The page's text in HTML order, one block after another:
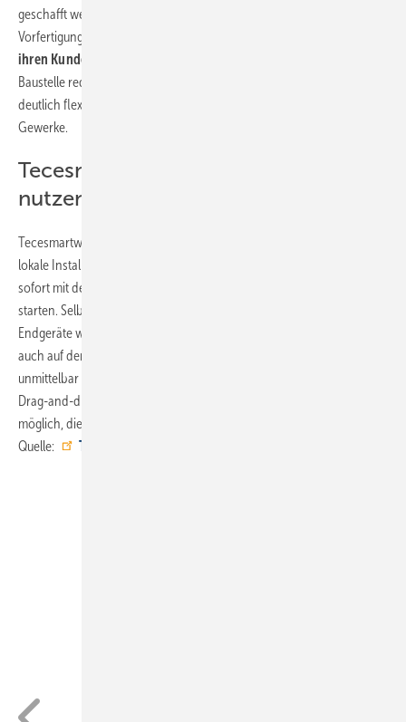
geschafft werden. Darüber hinaus verbessern Handwerker durch die
Vorfertigung der Installationswände ihre
ihren Kunden
Baustelle reduziert sich auf einen Bruchteil. So sind Auftraggeber
deutlich flexibler bei der Koordination der unterschiedlichen
Gewerke.
Tecesmartwall einfach im Browser
nutzen
Tecesmartwall ist ein
lokale Installation verfügbar. Nutzer können nach einer Registrierung
sofort mit der Bearbeitung von TECEprofil Installationswänden
starten. Selbstverständlich ist das Programm auch für mobile
Endgeräte wie Tablet oder Smartphone geeignet und lässt sich somit
auch auf der Baustelle einsetzen. Der Fachmann kann die Daten
unmittelbar nach dem Aufmaß in die Software übertragen und per
Drag-and-drop die einzelnen TECEprofil Elemente einsetzen. So ist es
möglich, die Planung direkt vor Ort mit dem Kunden zu besprechen. ■
Quelle:
Tece